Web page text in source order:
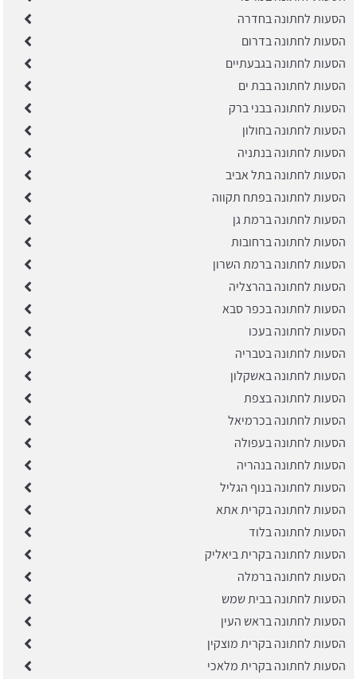
הסעות לחתונה בחדרה
הסעות לחתונה בדרום
הסעות לחתונה בגבעתיים
הסעות לחתונה בבת ים
הסעות לחתונה בבני ברק
הסעות לחתונה בחולון
הסעות לחתונה בנתניה
הסעות לחתונה בתל אביב
הסעות לחתונה בפתח תקווה
הסעות לחתונה ברמת גן
הסעות לחתונה ברחובות
הסעות לחתונה ברמת השרון
הסעות לחתונה בהרצליה
הסעות לחתונה בכפר סבא
הסעות לחתונה בעכו
הסעות לחתונה בטבריה
הסעות לחתונה באשקלון
הסעות לחתונה בצפת
הסעות לחתונה בכרמיאל
הסעות לחתונה בעפולה
הסעות לחתונה בנהריה
הסעות לחתונה בנוף הגליל
הסעות לחתונה בקרית אתא
הסעות לחתונה בלוד
הסעות לחתונה בקרית ביאליק
הסעות לחתונה ברמלה
הסעות לחתונה בבית שמש
הסעות לחתונה בראש העין
הסעות לחתונה בקרית מוצקין
הסעות לחתונה בקרית מלאכי